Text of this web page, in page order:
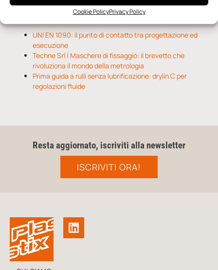
Cookie PolicyPrivacy Policy
Notizie da Il Progettista Industriale
UNI EN 1090: il punto di contatto tra progettazione ed
esecuzione
Techne Srl | Maschere di fissaggio: il brevetto che
rivoluziona il mondo della metrologia
Prima guida a rulli senza lubrificazione: drylin C per
regolazioni fluide
Resta aggiornato, iscriviti alla newsletter
ISCRIVITI ORA!